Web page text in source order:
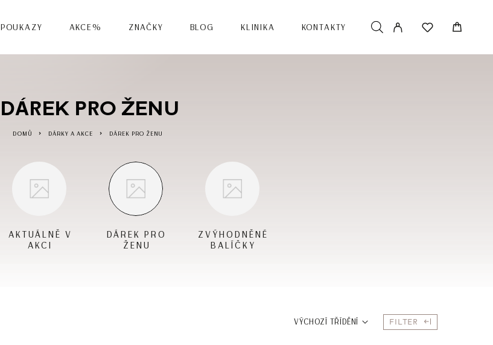
POUKAZY AKCE% ZNAČKY BLOG KLINIKA KONTAKTY
DÁREK PRO ŽENU
DOMŮ DÁRKY A AKCE DÁREK PRO ŽENU
AKTUÁLNĚ V
AKCI
DÁREK PRO
ŽENU
ZVÝHODNĚNÉ
BALÍČKY
VÝCHOZÍ TŘÍDĚNÍ FILTER